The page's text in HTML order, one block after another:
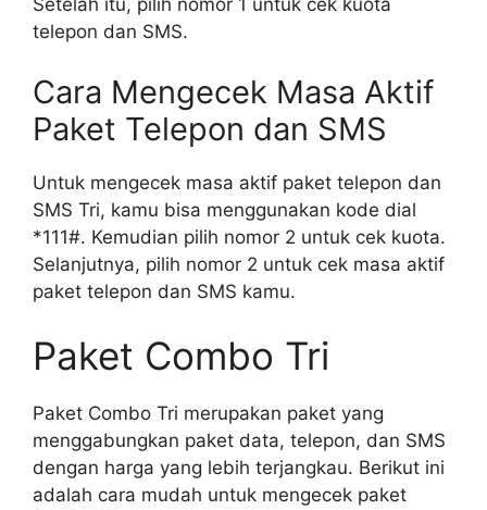
Setelah itu, pilih nomor 1 untuk cek kuota
telepon dan SMS.
Cara Mengecek Masa Aktif
Paket Telepon dan SMS
Untuk mengecek masa aktif paket telepon dan
SMS Tri, kamu bisa menggunakan kode dial
*111#. Kemudian pilih nomor 2 untuk cek kuota.
Selanjutnya, pilih nomor 2 untuk cek masa aktif
paket telepon dan SMS kamu.
Paket Combo Tri
Paket Combo Tri merupakan paket yang
menggabungkan paket data, telepon, dan SMS
dengan harga yang lebih terjangkau. Berikut ini
adalah cara mudah untuk mengecek paket